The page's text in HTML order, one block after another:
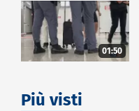
01:50
Più visti